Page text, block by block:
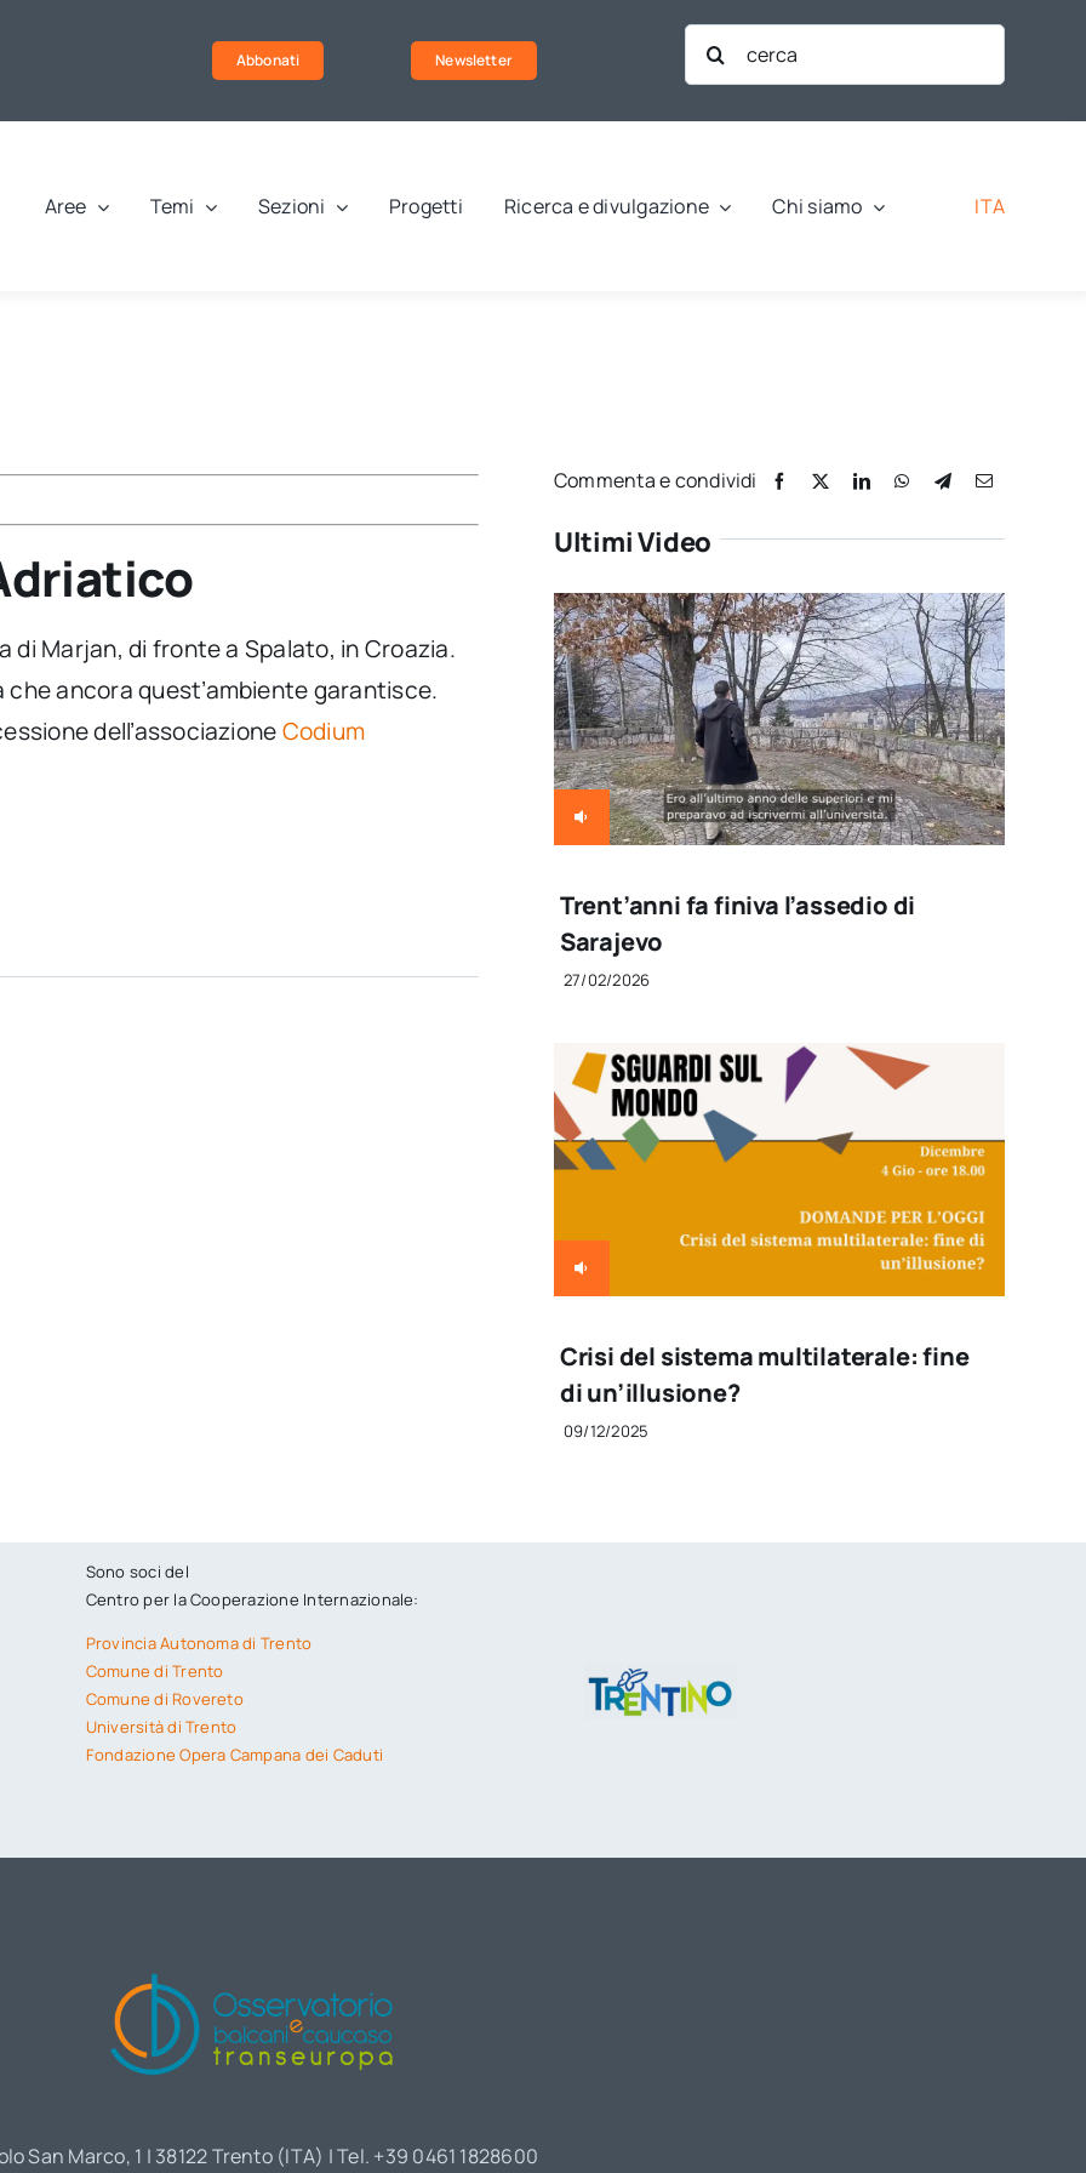
Abbonati Newsletter
Cerca
per:
Aree Temi Sezioni Progetti Ricerca e divulgazione Chi siamo ITA
di Marjan, di fronte a Spalato, in Croazia.
ancora quest’ambiente garantisce.
dell’associazioneCodium
Commenta e condividi
Ultimi Video
Trent’anni fa finiva l’assedio di
Sarajevo
27/02/2026
Crisi del sistema multilaterale: fine
di un’illusione?
09/12/2025
Sono soci del
Centro per la Cooperazione Internazionale:
Provincia Autonoma di Trento
Comune di Trento
Comune di Rovereto
Università di Trento
Fondazione Opera Campana dei Caduti
San Marco, 1 | 38122 Trento (ITA) | Tel. +39 0461 1828600